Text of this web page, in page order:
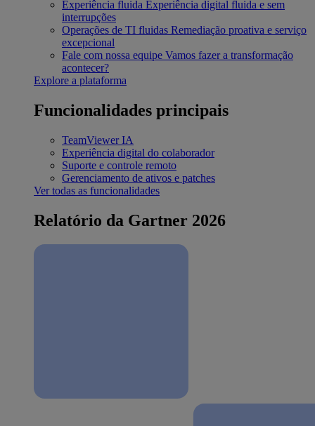
Experiência fluida Experiência digital fluida e sem
interrupções
Operações de TI fluidas Remediação proativa e serviço
excepcional
Fale com nossa equipe Vamos fazer a transformação
acontecer?
Explore a plataforma
Funcionalidades principais
TeamViewer IA
Experiência digital do colaborador
Suporte e controle remoto
Gerenciamento de ativos e patches
Ver todas as funcionalidades
Relatório da Gartner 2026